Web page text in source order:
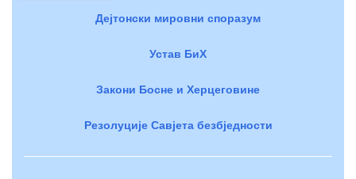
Дејтонски мировни споразум
Устав БиХ
Закони Босне и Херцеговине
Резолуције Савјета безбједности